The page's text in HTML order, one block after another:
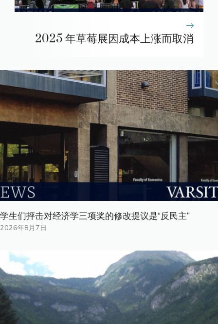
2025 年草莓展因成本上涨而取消
学生们抨击对经济学三项奖的修改提议是“反民主”
2026年8月7日